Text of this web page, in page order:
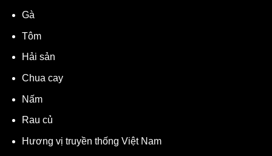
Gà
Tôm
Hải sản
Chua cay
Nấm
Rau củ
Hương vị truyền thống Việt Nam